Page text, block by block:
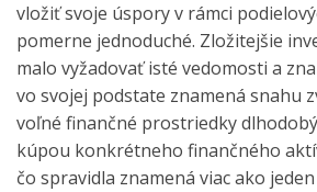
vložiť svoje úspory v rámci
pomerne jednoduché. Zložitejšie
malo vyžadovať isté vedomosti a
vo svojej podstate znamená snahu
voľné finančné prostriedky
kúpou konkrétneho finančného
čo spravidla znamená viac ako